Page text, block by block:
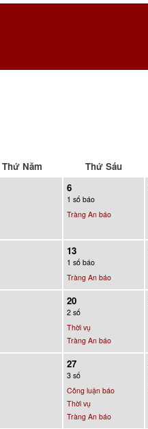
Thứ Năm Thứ Sáu
6
1 số báo
Tràng An báo
13
1 số báo
Tràng An báo
20
2 số
Thời vụ
Tràng An báo
27
3 số
Công luận báo
Thời vụ
Tràng An báo